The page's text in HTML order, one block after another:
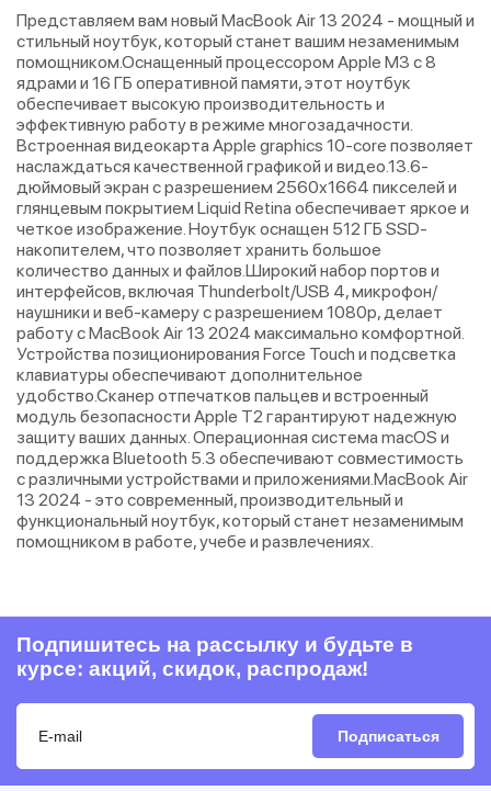
Представляем вам новый MacBook Air 13 2024 - мощный и
стильный ноутбук, который станет вашим незаменимым
помощником.Оснащенный процессором Apple M3 с 8
ядрами и 16 ГБ оперативной памяти, этот ноутбук
обеспечивает высокую производительность и
эффективную работу в режиме многозадачности.
Встроенная видеокарта Apple graphics 10-core позволяет
наслаждаться качественной графикой и видео.13.6-
дюймовый экран с разрешением 2560x1664 пикселей и
глянцевым покрытием Liquid Retina обеспечивает яркое и
четкое изображение. Ноутбук оснащен 512 ГБ SSD-
накопителем, что позволяет хранить большое
количество данных и файлов.Широкий набор портов и
интерфейсов, включая Thunderbolt/USB 4, микрофон/
наушники и веб-камеру с разрешением 1080p, делает
работу с MacBook Air 13 2024 максимально комфортной.
Устройства позиционирования Force Touch и подсветка
клавиатуры обеспечивают дополнительное
удобство.Сканер отпечатков пальцев и встроенный
модуль безопасности Apple T2 гарантируют надежную
защиту ваших данных. Операционная система macOS и
поддержка Bluetooth 5.3 обеспечивают совместимость
с различными устройствами и приложениями.MacBook Air
13 2024 - это современный, производительный и
функциональный ноутбук, который станет незаменимым
помощником в работе, учебе и развлечениях.
Подпишитесь на рассылку и будьте в
курсе: акций, скидок, распродаж!
Подписаться